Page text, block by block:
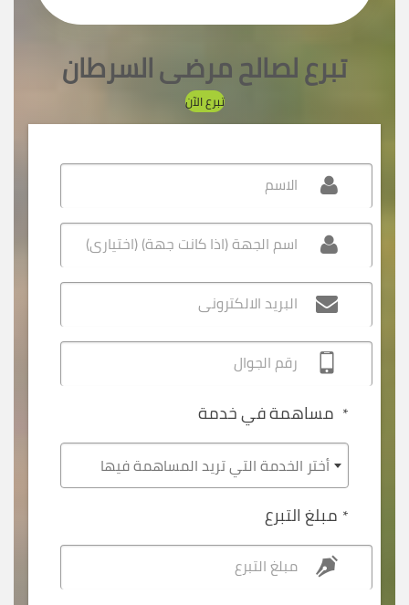
تبرع لصالح مرضى السرطان
تبرع الآن
الاسم
اسم الجهة (اذا كانت جهة) (اختياري)
البريد الالكتروني
رقم الجوال
*
أختر الخدمة التي تريد المساهمة فيها
مبلغ التبرع *
مبلغ التبرع